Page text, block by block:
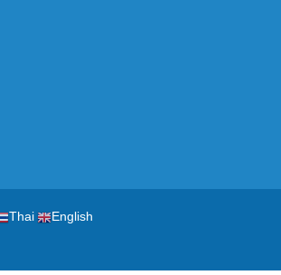
Thai
English